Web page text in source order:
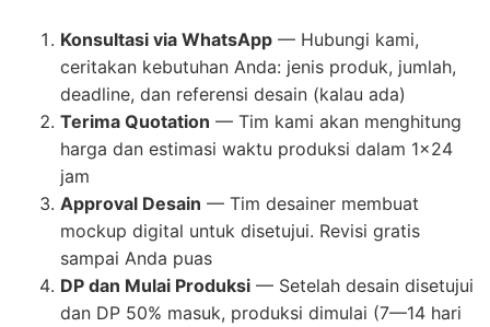
Konsultasi via WhatsApp — Hubungi kami,
ceritakan kebutuhan Anda: jenis produk, jumlah,
deadline, dan referensi desain (kalau ada)
Terima Quotation — Tim kami akan menghitung
harga dan estimasi waktu produksi dalam 1×24
jam
Approval Desain — Tim desainer membuat
mockup digital untuk disetujui. Revisi gratis
sampai Anda puas
DP dan Mulai Produksi — Setelah desain disetujui
dan DP 50% masuk, produksi dimulai (7—14 hari